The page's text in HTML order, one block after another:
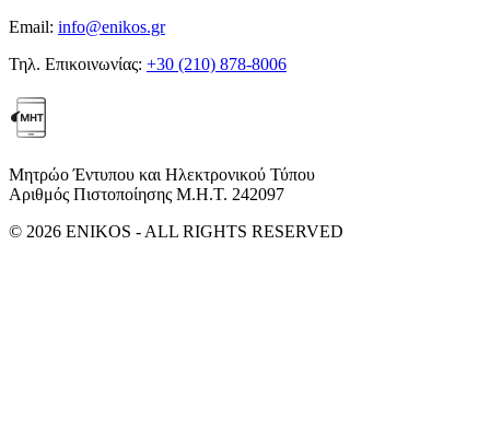
Email: info@enikos.gr
Τηλ. Επικοινωνίας: +30 (210) 878-8006
Μητρώο Έντυπου και Ηλεκτρονικού Τύπου
Αριθμός Πιστοποίησης Μ.Η.Τ. 242097
© 2026 ENIKOS - ALL RIGHTS RESERVED